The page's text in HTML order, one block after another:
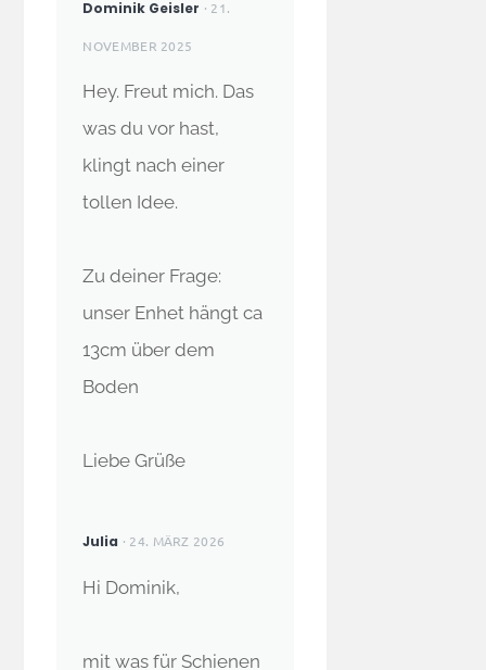
Dominik Geisler · 21.
NOVEMBER 2025
Hey. Freut mich. Das
was du vor hast,
klingt nach einer
tollen Idee.
Zu deiner Frage:
unser Enhet hängt ca
13cm über dem
Boden
Liebe Grüße
Julia · 24. MÄRZ 2026
Hi Dominik,
mit was für Schienen